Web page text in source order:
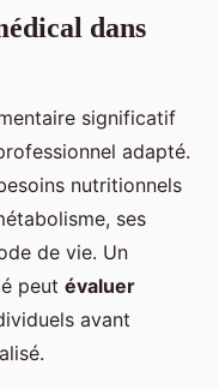
dans
significatif
adapté.
nutritionnels
ses
de vie. Un
peut évaluer
avant